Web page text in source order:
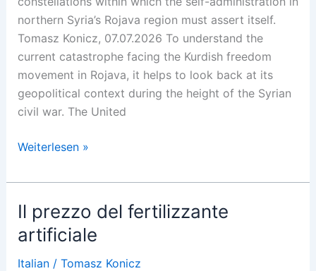
northern Syria’s Rojava region must assert itself.
Tomasz Konicz, 07.07.2026 To understand the
current catastrophe facing the Kurdish freedom
movement in Rojava, it helps to look back at its
geopolitical context during the height of the Syrian
civil war. The United
Betrayal
Principle
Weiterlesen »
Il prezzo del fertilizzante
artificiale
Italian/ Tomasz Konicz